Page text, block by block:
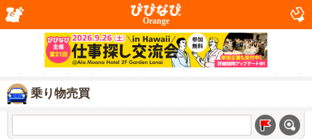
Orange
乗り物売買